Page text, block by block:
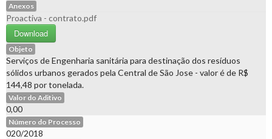
Anexos
Proactiva - contrato.pdf
Download
Objeto
Serviços de Engenharia sanitária para destinação dos resíduos
sólidos urbanos gerados pela Central de São Jose - valor é de R$
144,48 por tonelada.
Valor do Aditivo
0,00
Número do Processo
020/2018